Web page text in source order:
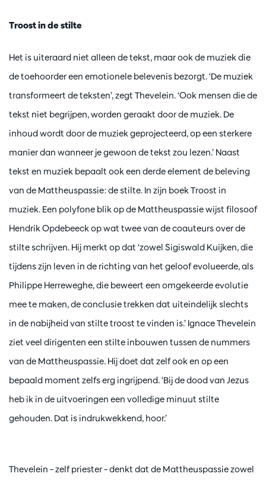
Troost in de stilte
Het is uiteraard niet alleen de tekst, maar ook de muziek die
de toehoorder een emotionele belevenis bezorgt. ‘De muziek
transformeert de teksten’, zegt Thevelein. ‘Ook mensen die de
tekst niet begrijpen, worden geraakt door de muziek. De
inhoud wordt door de muziek geprojecteerd, op een sterkere
manier dan wanneer je gewoon de tekst zou lezen.’ Naast
tekst en muziek bepaalt ook een derde element de beleving
van de Mattheuspassie: de stilte. In zijn boek Troost in
muziek. Een polyfone blik op de Mattheuspassie wijst filosoof
Hendrik Opdebeeck op wat twee van de coauteurs over de
stilte schrijven. Hij merkt op dat ‘zowel Sigiswald Kuijken, die
tijdens zijn leven in de richting van het geloof evolueerde, als
Philippe Herreweghe, die beweert een omgekeerde evolutie
mee te maken, de conclusie trekken dat uiteindelijk slechts
in de nabijheid van stilte troost te vinden is.’ Ignace Thevelein
ziet veel dirigenten een stilte inbouwen tussen de nummers
van de Mattheuspassie. Hij doet dat zelf ook en op een
bepaald moment zelfs erg ingrijpend. ‘Bij de dood van Jezus
heb ik in de uitvoeringen een volledige minuut stilte
gehouden. Dat is indrukwekkend, hoor.’
Thevelein – zelf priester – denkt dat de Mattheuspassie zowel